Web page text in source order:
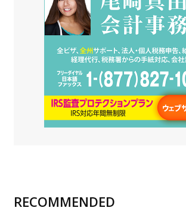
RECOMMENDED